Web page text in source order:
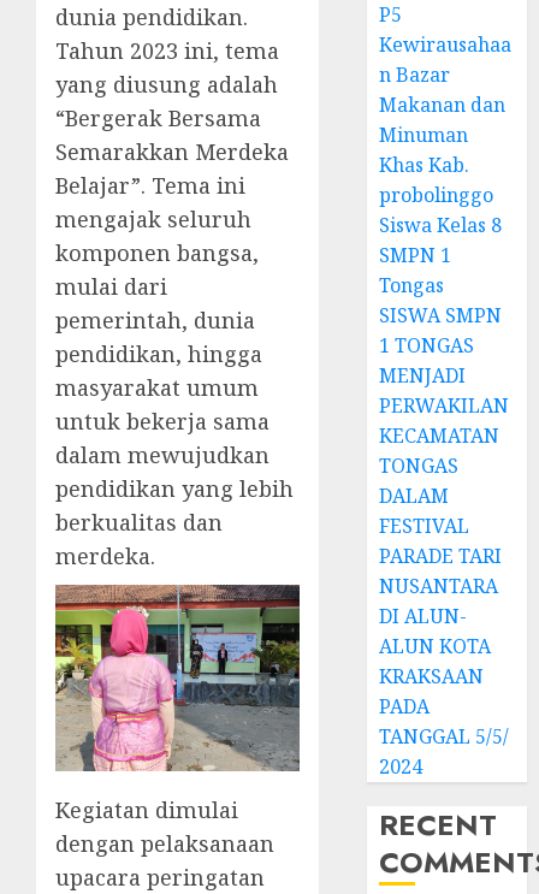
dunia pendidikan.
Tahun 2023 ini, tema
yang diusung adalah
“Bergerak Bersama
Semarakkan Merdeka
Belajar”. Tema ini
mengajak seluruh
komponen bangsa,
mulai dari
pemerintah, dunia
pendidikan, hingga
masyarakat umum
untuk bekerja sama
dalam mewujudkan
pendidikan yang lebih
berkualitas dan
merdeka.
Kegiatan dimulai
dengan pelaksanaan
upacara peringatan
P5
Kewirausahaa
n Bazar
Makanan dan
Minuman
Khas Kab.
probolinggo
Siswa Kelas 8
SMPN 1
Tongas
SISWA SMPN
1 TONGAS
MENJADI
PERWAKILAN
KECAMATAN
TONGAS
DALAM
FESTIVAL
PARADE TARI
NUSANTARA
DI ALUN-
ALUN KOTA
KRAKSAAN
PADA
TANGGAL 5/5/
2024
RECENT